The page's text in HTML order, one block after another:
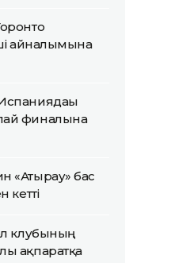
айналымына
финалына
«Атырау» бас
кетті
клубының
ақпаратқа